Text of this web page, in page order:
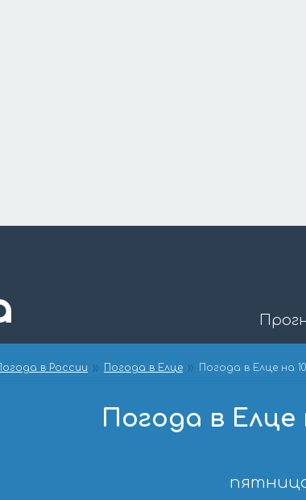
Погода в России Погода в Елце Погода в Елце на
Погода в